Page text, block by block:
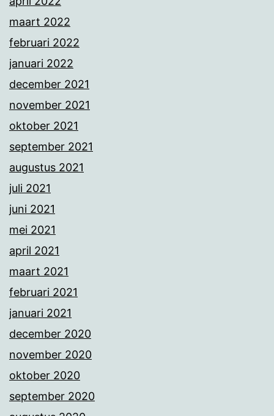
maart 2022
februari 2022
januari 2022
december 2021
november 2021
oktober 2021
september 2021
augustus 2021
juli 2021
juni 2021
mei 2021
april 2021
maart 2021
februari 2021
januari 2021
december 2020
november 2020
oktober 2020
september 2020